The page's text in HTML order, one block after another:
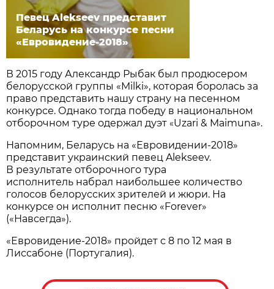
Певец Alekseev представит
Беларусь на конкурсе песни
«Евровидение-2018»
В 2015 году Александр Рыбак был продюсером
белорусской группы «Milki», которая боролась за
право представить нашу страну на песенном
конкурсе. Однако тогда победу в национальном
отборочном туре одержал дуэт «Uzari & Maimuna».
Напомним, Беларусь на «Евровидении-2018»
представит украинский певец Alekseev.
В результате отборочного тура
исполнитель набрал наибольшее количество
голосов белорусских зрителей и жюри. На
конкурсе он исполнит песню «Forever»
(«Навсегда»).
«Евровидение-2018» пройдет с 8 по 12 мая в
Лиссабоне (Португалия).